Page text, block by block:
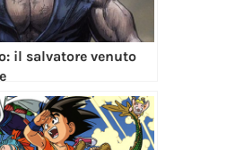
il salvatore venuto